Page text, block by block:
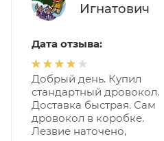
Игнатович
Дата отзыва:
Добрый день. Купил
стандартный дровокол.
Доставка быстрая. Сам
дровокол в коробке.
Лезвие наточено,